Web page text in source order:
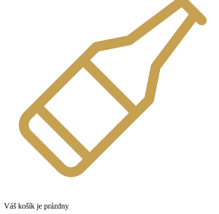
Váš košík je prázdny